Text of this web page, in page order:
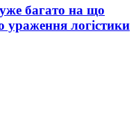
багато на що
ураження логістики